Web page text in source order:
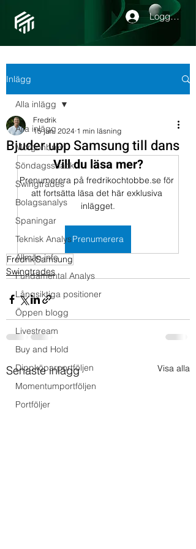
Logga in
Inlägg
Alla inlägg
Morgonbrev
Söndagssnack
Swingtrades
Bolagsanalys
Spaningar
Teknisk Analys
Allmän info
Fundamental Analys
Långsiktiga positioner
Öppen blogg
Livestream
Buy and Hold
Dippköparportföljen
Momentumportföljen
Portföljer
Alla inlägg
Bjuder upp Samsung till dans
Fredrik
15 jan. 2024 1 min läsning
Vill du läsa mer?
Prenumerera på fredrikochtobbe.se för
att fortsätta läsa det här exklusiva
inlägget.
Prenumerera
FredrikSamsung
Swingtrades
Senaste inlägg Visa alla